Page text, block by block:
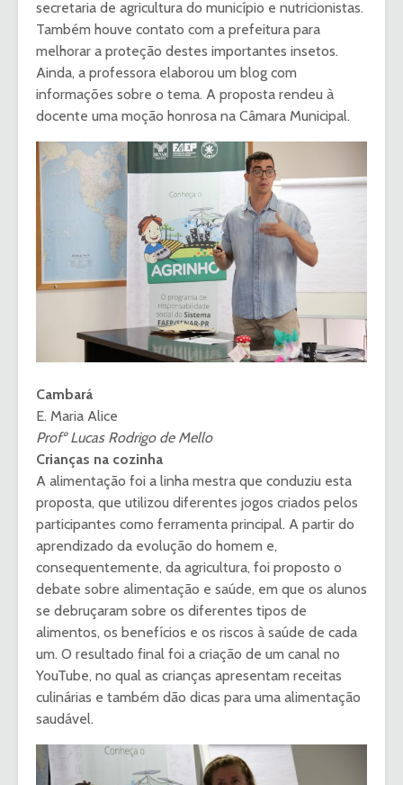
secretaria de agricultura do município e nutricionistas.
Também houve contato com a prefeitura para
melhorar a proteção destes importantes insetos.
Ainda, a professora elaborou um blog com
informações sobre o tema. A proposta rendeu à
docente uma moção honrosa na Câmara Municipal.
Cambará
E. Maria Alice
Profº Lucas Rodrigo de Mello
Crianças na cozinha
A alimentação foi a linha mestra que conduziu esta
proposta, que utilizou diferentes jogos criados pelos
participantes como ferramenta principal. A partir do
aprendizado da evolução do homem e,
consequentemente, da agricultura, foi proposto o
debate sobre alimentação e saúde, em que os alunos
se debruçaram sobre os diferentes tipos de
alimentos, os benefícios e os riscos à saúde de cada
um. O resultado final foi a criação de um canal no
YouTube, no qual as crianças apresentam receitas
culinárias e também dão dicas para uma alimentação
saudável.